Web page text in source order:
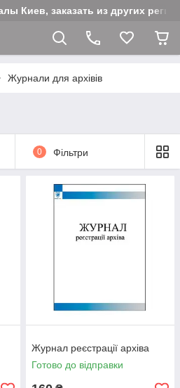
Киев, заказать из других
Журнали для архівів
0 Фільтри
Журнал реєстрації архіва
Готово до відправки